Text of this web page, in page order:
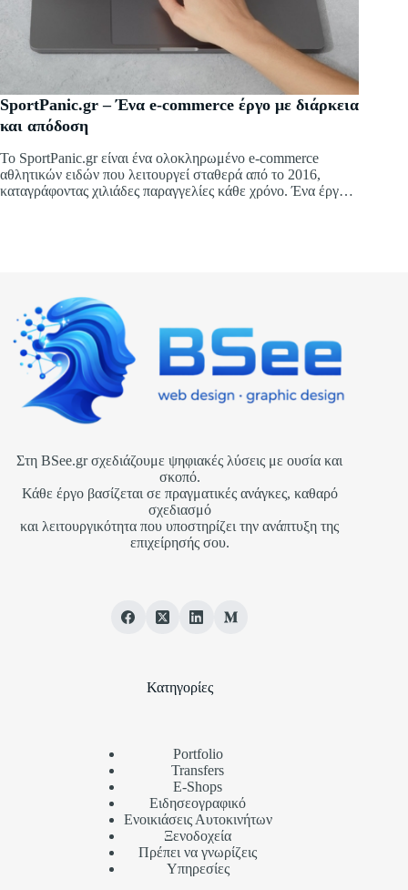
SportPanic.gr – Ένα e-commerce έργο με διάρκεια
και απόδοση
Το SportPanic.gr είναι ένα ολοκληρωμένο e-commerce
αθλητικών ειδών που λειτουργεί σταθερά από το 2016,
καταγράφοντας χιλιάδες παραγγελίες κάθε χρόνο. Ένα έργο
Στη BSee.gr σχεδιάζουμε ψηφιακές λύσεις με ουσία και
σκοπό.
Κάθε έργο βασίζεται σε πραγματικές ανάγκες, καθαρό
σχεδιασμό
και λειτουργικότητα που υποστηρίζει την ανάπτυξη της
επιχείρησής σου.
Κατηγορίες
Portfolio
Transfers
Ε-Shops
Ειδησεογραφικό
Ενοικιάσεις Αυτοκινήτων
Ξενοδοχεία
Πρέπει να γνωρίζεις
Υπηρεσίες